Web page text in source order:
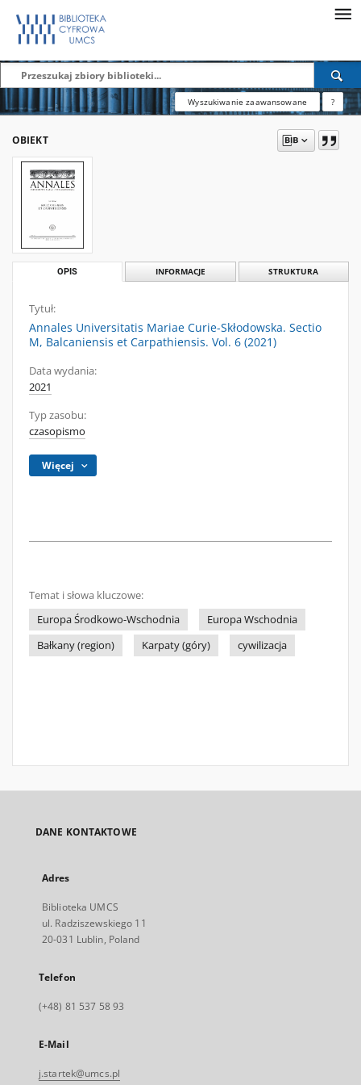
Wyszukiwanie zaawansowane ?
OBIEKT
OPIS INFORMACJE STRUKTURA
Tytuł:
Annales Universitatis Mariae Curie-Skłodowska. Sectio
M, Balcaniensis et Carpathiensis. Vol. 6 (2021)
Data wydania:
2021
Typ zasobu:
czasopismo
Więcej
Temat i słowa kluczowe:
Europa Środkowo-Wschodnia
Europa Wschodnia
Bałkany (region)
Karpaty (góry) cywilizacja
DANE KONTAKTOWE
Adres
Biblioteka UMCS
ul. Radziszewskiego 11
20-031 Lublin, Poland
Telefon
(+48) 81 537 58 93
E-Mail
j.startek@umcs.pl